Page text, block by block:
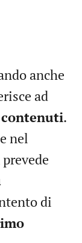
anche
ad
.
nel
di